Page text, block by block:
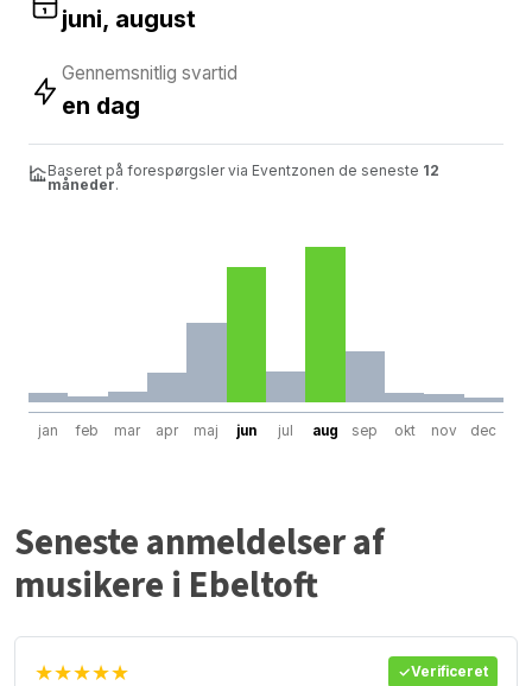
juni, august
Gennemsnitlig svartid
en dag
Baseret på forespørgsler via Eventzonen de seneste 12
måneder.
jan feb mar apr maj jun jul aug sep okt nov dec
Seneste anmeldelser af
musikere i Ebeltoft
★★★★★ Verificeret